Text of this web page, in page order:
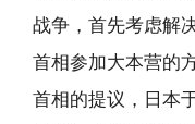
战争，首先考虑解
首相参加大本营的
首相的提议，日本